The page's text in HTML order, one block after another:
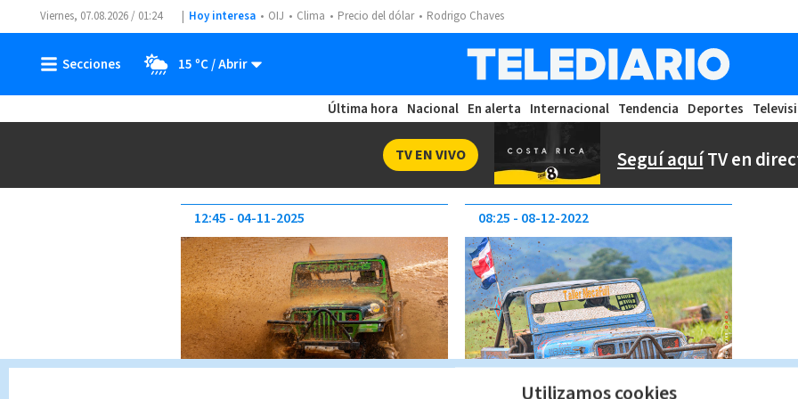
Viernes, 07.08.2026 / 01:24 Hoy interesa OIJ Clima Precio del dólar Rodrigo Chaves
15 ºC
Última hora Nacional En alerta Internacional Tendencia Deportes
Seguí aquíTV en
TV EN VIVO
12:45 04-11-2025 08:25 08-12-2022
Utilizamos cookies